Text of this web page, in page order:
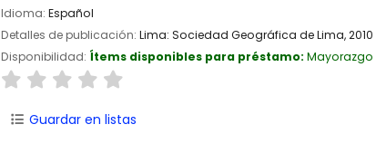
Idioma: Español
Detalles de publicación: Lima: Sociedad Geográfica de Lima,2010
Disponibilidad: Ítems disponibles para préstamo: Mayorazgo
Guardar en listas